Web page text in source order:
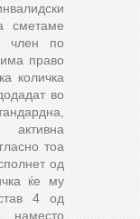
сметаме
член по
има право
количка
во
тоа
од
ќе му
4 од
наместо